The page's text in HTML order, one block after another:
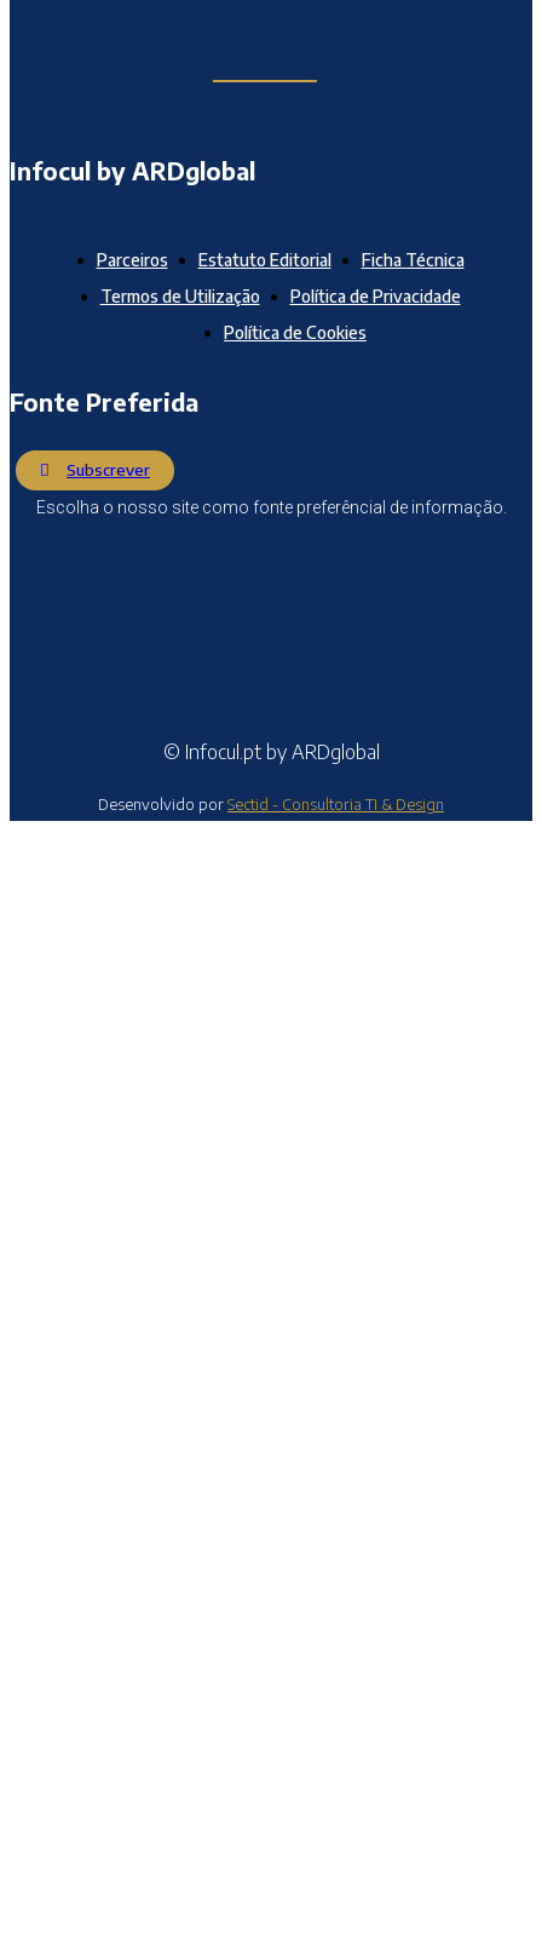
Infocul by ARDglobal
Parceiros Estatuto Editorial
Ficha Técnica
Termos de Utilização
Política de Privacidade
Política de Cookies
Fonte Preferida
Subscrever
Escolha o nosso site como fonte preferêncial de informação.
© Infocul.pt by ARDglobal
Desenvolvido porSectid - Consultoria TI & Design